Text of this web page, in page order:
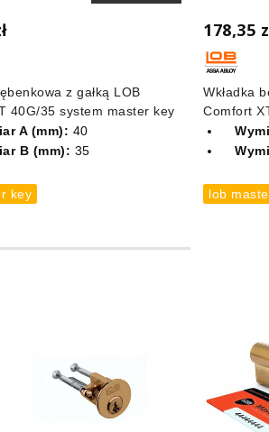
z gałką LOB
40G/35 system master key
A (mm): 40
B (mm): 35
key
178,35
Wkładka
Comfort
lob